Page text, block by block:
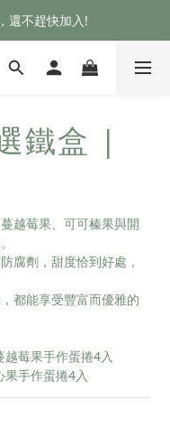
還不趕快加入!
還不趕快加入!
$999宅配免運費✨
鐵盒 |
越莓果、可可榛果與開
腐劑，甜度恰到好處，
都能享受豐富而優雅的
莓果手作蛋捲4入
手作蛋捲4入